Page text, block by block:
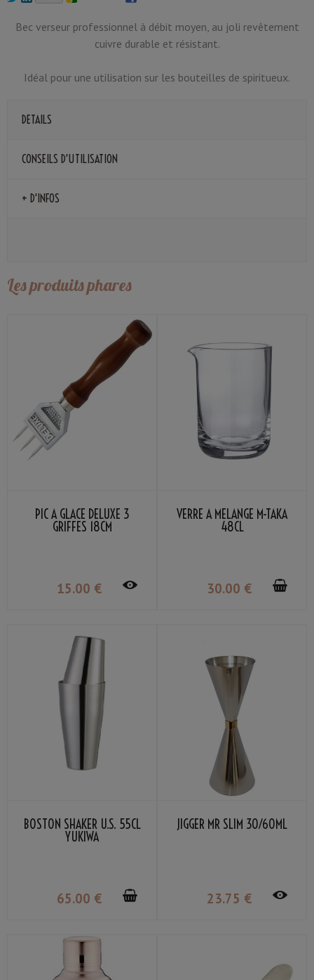
Bec verseur professionnel à débit moyen, au joli revêtement
cuivre durable et résistant.
Idéal pour une utilisation sur les bouteilles de spiritueux.
DETAILS
CONSEILS D'UTILISATION
+ D'INFOS
Les produits phares
PIC À GLACE DELUXE 3
GRIFFES 18CM
15.00 €
VERRE À MÉLANGE M-TAKA
48CL
30.00 €
BOSTON SHAKER U.S. 55CL
YUKIWA
65.00 €
JIGGER MR SLIM 30/60ML
23.75 €